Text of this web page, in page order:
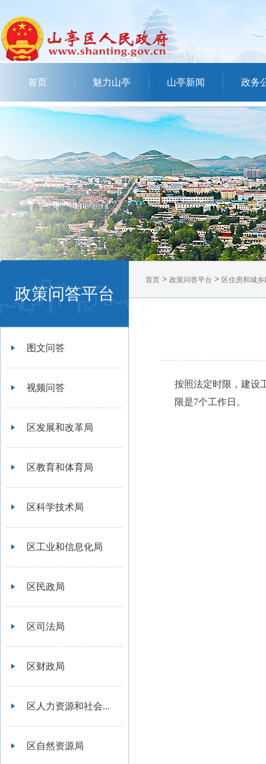
首页 魅力山亭 山亭新闻 政务
政策问答平台
图文问答
视频问答
区发展和改革局
区教育和体育局
区科学技术局
区工业和信息化局
区民政局
区司法局
区财政局
区人力资源和社会...
区自然资源局
首页 > 政策问答平台 > 区住房和城
按照法定时限，建设
限是7个工作日。